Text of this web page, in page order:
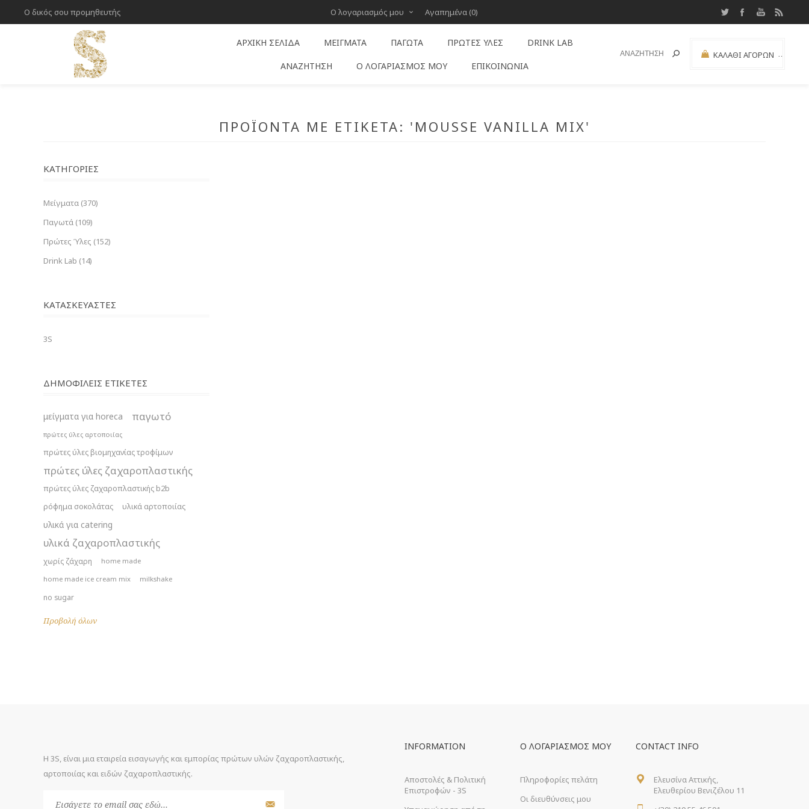
Ο δικός σου προμηθευτής Ο λογαριασμός μου Αγαπημένα (0)
ΚΑΛΆΘΙ ΑΓΟΡΏΝ (0)
ΑΡΧΙΚΉ ΣΕΛΊΔΑ ΜΕΊΓΜΑΤΑ ΠΑΓΩΤΆ ΠΡΏΤΕΣ ΎΛΕΣ DRINK LAB
ΑΝΑΖΉΤΗΣΗ Ο ΛΟΓΑΡΙΑΣΜΌΣ ΜΟΥ ΕΠΙΚΟΙΝΩΝΊΑ
ΠΡΟΪΌΝΤΑ ΜΕ ΕΤΙΚΈΤΑ: 'MOUSSE VANILLA MIX'
ΚΑΤΗΓΟΡΊΕΣ
Μείγματα (370)
Παγωτά (109)
Πρώτες Ύλες (152)
Drink Lab (14)
ΚΑΤΑΣΚΕΥΑΣΤΈΣ
3S
ΔΗΜΟΦΙΛΕΙΣ ΕΤΙΚΕΤΕΣ
μείγματα για horeca παγωτό
πρώτες ύλες αρτοποιίας
πρώτες ύλες βιομηχανίας τροφίμων
πρώτες ύλες ζαχαροπλαστικής
πρώτες ύλες ζαχαροπλαστικής b2b
ρόφημα σοκολάτας
υλικά αρτοποιίας
υλικά για catering
υλικά ζαχαροπλαστικής
χωρίς ζάχαρη
home made
home made ice cream mix
milkshake
no sugar
Προβολή όλων
Η 3S, είναι μια εταιρεία εισαγωγής και εμπορίας πρώτων υλών ζαχαροπλαστικής,
αρτοποιίας και ειδών ζαχαροπλαστικής.
INFORMATION
Αποστολές & Πολιτική
Επιστροφών - 3S
Ο ΛΟΓΑΡΙΑΣΜΌΣ ΜΟΥ
Πληροφορίες πελάτη
Οι διευθύνσεις μου
CONTACT INFO
Ελευσίνα Αττικής,
Ελευθερίου Βενιζέλου 11